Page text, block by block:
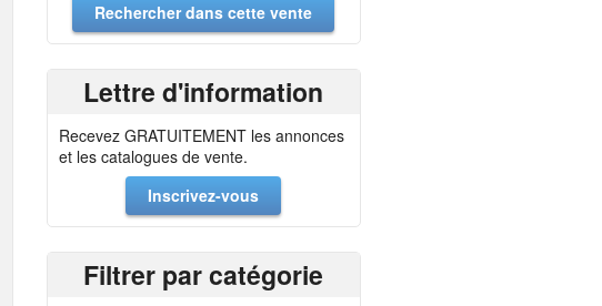
Lettre d'information
Recevez GRATUITEMENT les annonces
et les catalogues de vente.
Inscrivez-vous
Filtrer par catégorie